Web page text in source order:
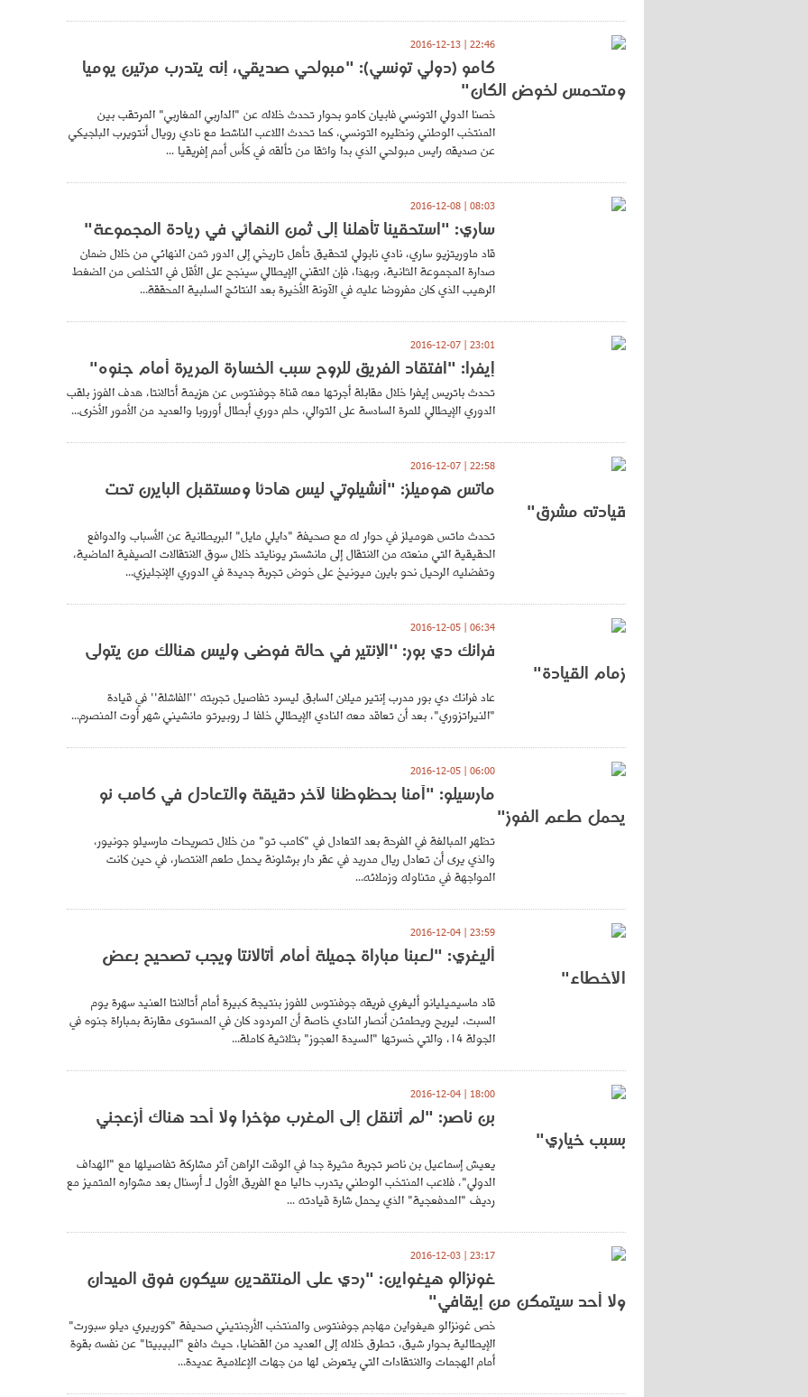
22:46 | 2016-12-13
كامو (دولي تونسي): "مبولحي صديقي، إنه يتدرب مرتين يوميا
ومتحمس لخوض الكان"
خصنا الدولي التونسي فابيان كامو بحوار تحدث خلاله عن "الداربي المغاربي" المرتقب بين
المنتخب الوطني ونظيره التونسي، كما تحدث اللاعب الناشط مع نادي رويال أنتويرب البلجيكي
عن صديقه رايس مبولحي الذي بدا واثقا من تألقه في كأس أمم إفريقيا ...
08:03 | 2016-12-08
ساري: "استحقينا تأهلنا إلى ثمن النهائي في ريادة المجموعة"
قاد ماوريتزيو ساري، نادي نابولي لتحقيق تأهل تاريخي إلى الدور ثمن النهائي من خلال ضمان
صدارة المجموعة الثانية، وبهذا، فإن التقني الإيطالي سينجح على الأقل في التخلص من الضغط
الرهيب الذي كان مفروضا عليه في الآونة الأخيرة بعد النتائج السلبية المحققة...
23:01 | 2016-12-07
إيفرا: "افتقاد الفريق للروح سبب الخسارة المريرة أمام جنوه"
تحدث باتريس إيفرا خلال مقابلة أجرتها معه قناة جوفنتوس عن هزيمة أتالانتا، هدف الفوز بلقب
الدوري الإيطالي للمرة السادسة على التوالي، حلم دوري أبطال أوروبا والعديد من الأمور الأخرى...
22:58 | 2016-12-07
ماتس هوميلز: "أنشيلوتي ليس هادئا ومستقبل البايرن تحت
قيادته مشرق"
تحدث ماتس هوميلز في حوار له مع صحيفة "دايلي مايل" البريطانية عن الأسباب والدوافع
الحقيقية التي منعته من الانتقال إلى مانشستر يونايتد خلال سوق الانتقالات الصيفية الماضية،
وتفضليه الرحيل نحو بايرن ميونيخ على خوض تجربة جديدة في الدوري الإنجليزي...
06:34 | 2016-12-05
فرانك دي بور: ''الإنتير في حالة فوضى وليس هنالك من يتولى
زمام القيادة"
عاد فرانك دي بور مدرب إنتير ميلان السابق ليسرد تفاصيل تجربته ''الفاشلة'' في قيادة
"النيراتزوري"، بعد أن تعاقد معه النادي الإيطالي خلفا لـ روبيرتو مانشيني شهر أوت المنصرم...
06:00 | 2016-12-05
مارسيلو: "آمنا بحظوظنا لآخر دقيقة والتعادل في كامب نو
يحمل طعم الفوز"
تظهر المبالغة في الفرحة بعد التعادل في "كامب تو" من خلال تصريحات مارسيلو جونيور،
والذي يرى أن تعادل ريال مدريد في عقر دار برشلونة يحمل طعم الانتصار، في حين كانت
المواجهة في متناوله وزملائه...
23:59 | 2016-12-04
أليغري: "لعبنا مباراة جميلة أمام أتالانتا ويجب تصحيح بعض
الأخطاء"
قاد ماسيميليانو أليغري فريقه جوفنتوس للفوز بنتيجة كبيرة أمام أتالانتا العنيد سهرة يوم
السبت، ليريح ويطمئن أنصار النادي خاصة أن المردود كان في المستوى مقارنة بمباراة جنوه في
الجولة 14، والتي خسرتها "السيدة العجوز" بثلاثية كاملة...
18:00 | 2016-12-04
بن ناصر: "لم أتنقل إلى المغرب مؤخرا ولا أحد هناك أزعجني
بسبب خياري"
يعيش إسماعيل بن ناصر تجربة مثيرة جدا في الوقت الراهن آثر مشاركة تفاصيلها مع "الهداف
الدولي"، فلاعب المنتخب الوطني يتدرب حاليا مع الفريق الأول لـ أرسنال بعد مشواره المتميز مع
رديف "المدفعجية" الذي يحمل شارة قيادته ...
23:17 | 2016-12-03
غونزالو هيغواين: "ردي على المنتقدين سيكون فوق الميدان
ولا أحد سيتمكن من إيقافي"
خص غونزالو هيغواين مهاجم جوفنتوس والمنتخب الأرجنتيني صحيفة "كورييري ديلو سبورت"
الإيطالية بحوار شيق، تطرق خلاله إلى العديد من القضايا، حيث دافع "البيبيتا" عن نفسه بقوة
أمام الهجمات والانتقادات التي يتعرض لها من جهات الإعلامية عديدة...